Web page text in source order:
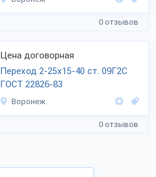
0 отзывов
Цена договорная
Переход 2-25х15-40 ст. 09Г2С
ГОСТ 22826-83
Воронеж
0 отзывов